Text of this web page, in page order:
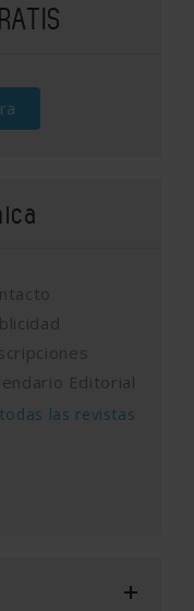
Editorial
las revistas